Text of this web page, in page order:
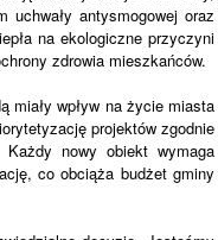
uchwały antysmogowej oraz
na ekologiczne przyczyni
zdrowia mieszkańców.
miały wpływ na życie miasta
projektów zgodnie
nowy obiekt wymaga
co obciąża budżet gminy